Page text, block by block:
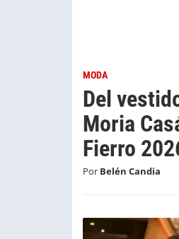
MODA
Del
Moria
Fierro
Por Belén Candia